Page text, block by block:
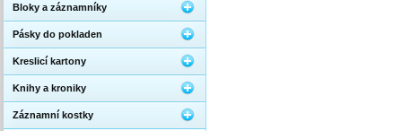
Bloky a záznamníky
Pásky do pokladen
Kreslicí kartony
Knihy a kroniky
Záznamní kostky